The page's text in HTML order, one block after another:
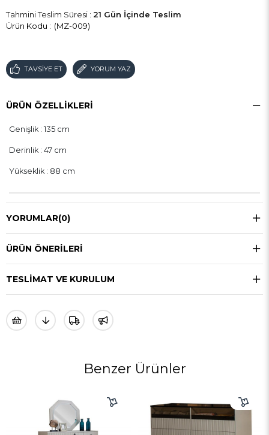
Tahmini Teslim Süresi : 21 Gün İçinde Teslim
(MZ-009)
TAVSIYE ET YORUM YAZ
ÜRÜN ÖZELLIKLERI
Genişlik : 135 cm
Derinlik : 47 cm
Yükseklik : 88 cm
YORUMLAR(0)
ÜRÜN ÖNERILERI
TESLIMAT VE KURULUM
Benzer Ürünler